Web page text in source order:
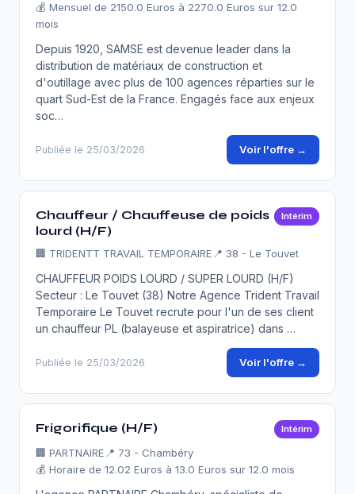
💰 Mensuel de 2150.0 Euros à 2270.0 Euros sur 12.0
mois
Depuis 1920, SAMSE est devenue leader dans la
distribution de matériaux de construction et
d'outillage avec plus de 100 agences réparties sur le
quart Sud-Est de la France. Engagés face aux enjeux
soc…
Publiée le 25/03/2026 Voir l'offre →
Chauffeur / Chauffeuse de poids
lourd (H/F)
Intérim
🏢 TRIDENTT TRAVAIL TEMPORAIRE 📍 38 - Le Touvet
CHAUFFEUR POIDS LOURD / SUPER LOURD (H/F)
Secteur : Le Touvet (38) Notre Agence Trident Travail
Temporaire Le Touvet recrute pour l'un de ses client
un chauffeur PL (balayeuse et aspiratrice) dans …
Publiée le 25/03/2026 Voir l'offre →
Frigorifique (H/F) Intérim
🏢 PARTNAIRE 📍 73 - Chambéry
💰 Horaire de 12.02 Euros à 13.0 Euros sur 12.0 mois